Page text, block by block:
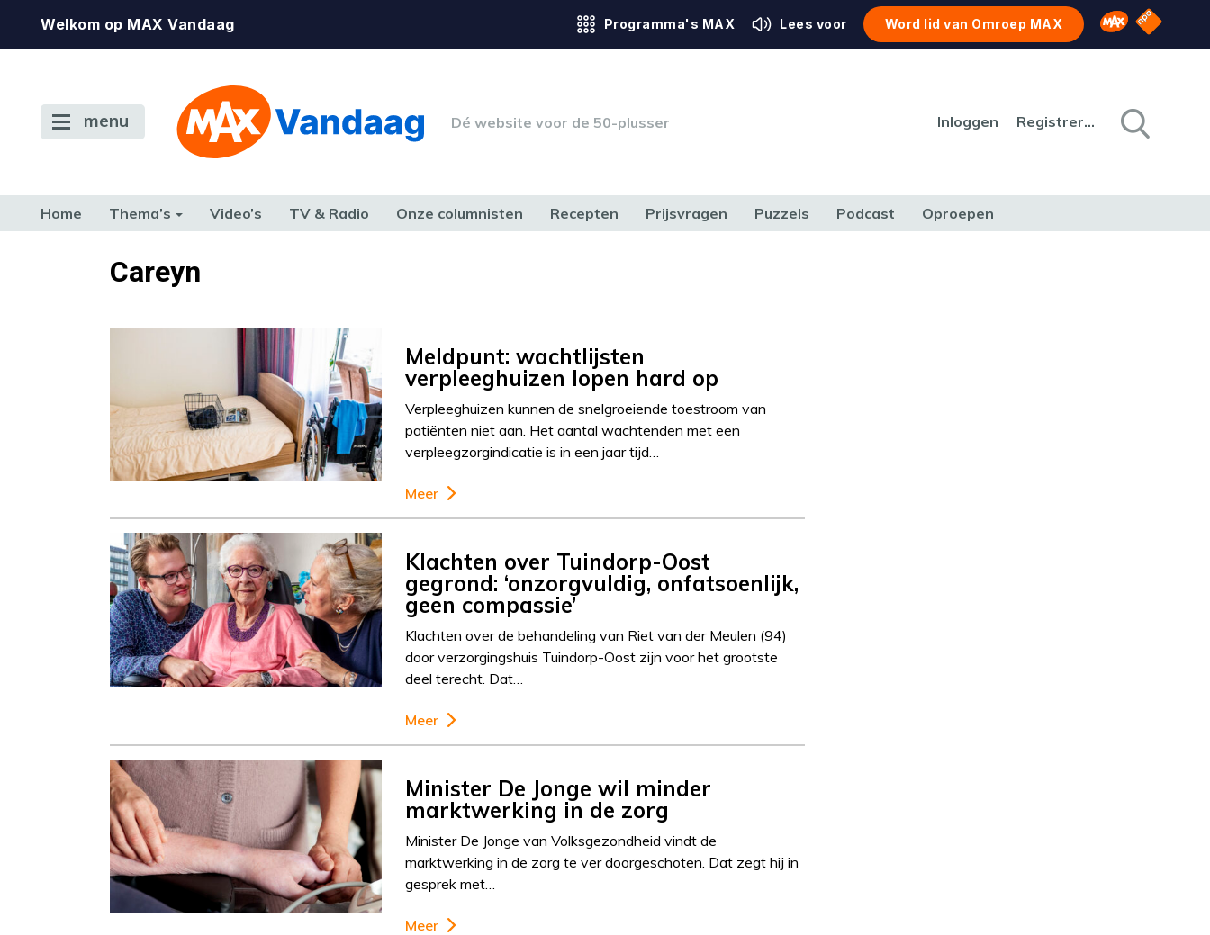
Welkom op MAX Vandaag Programma's MAX Lees voor Word lid van Omroep MAX Omroep MAX
NPO
menu Dé website voor de 50-plusser Inloggen Registreren
Home Thema’s Video’s TV & Radio Onze columnisten Recepten Prijsvragen Puzzels Podcast Oproepen
TERUG NAAR TOENCareyn
Meldpunt: wachtlijsten
verpleeghuizen lopen hard op
Verpleeghuizen kunnen de snelgroeiende toestroom van
patiënten niet aan. Het aantal wachtenden met een
verpleegzorgindicatie is in een jaar tijd…
Meer
Klachten over Tuindorp-Oost
gegrond: ‘onzorgvuldig, onfatsoenlijk,
geen compassie’
Klachten over de behandeling van Riet van der Meulen (94)
door verzorgingshuis Tuindorp-Oost zijn voor het grootste
deel terecht. Dat…
Meer
Minister De Jonge wil minder
marktwerking in de zorg
Minister De Jonge van Volksgezondheid vindt de
marktwerking in de zorg te ver doorgeschoten. Dat zegt hij in
gesprek met…
Meer